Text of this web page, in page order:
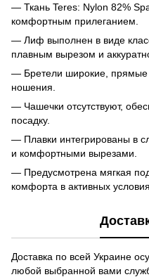
— Ткань Teres: Nylon 82%
комфортным прилеганием.
— Лиф выполнен в виде
плавным вырезом и
— Бретели широкие, прямые
ношения.
— Чашечки отсутствуют,
посадку.
— Плавки интегрированы в
и комфортными вырезами.
— Предусмотрена мягкая
комфорта в активных
Доставка по всей Украине
любой выбранной вами